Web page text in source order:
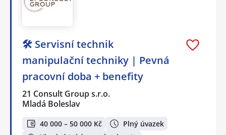
🛠️ Servisní technik
manipulační techniky | Pevná
pracovní doba + benefity
21 Consult Group s.r.o.
Mladá Boleslav
40 000 – 50 000 Kč
Plný úvazek